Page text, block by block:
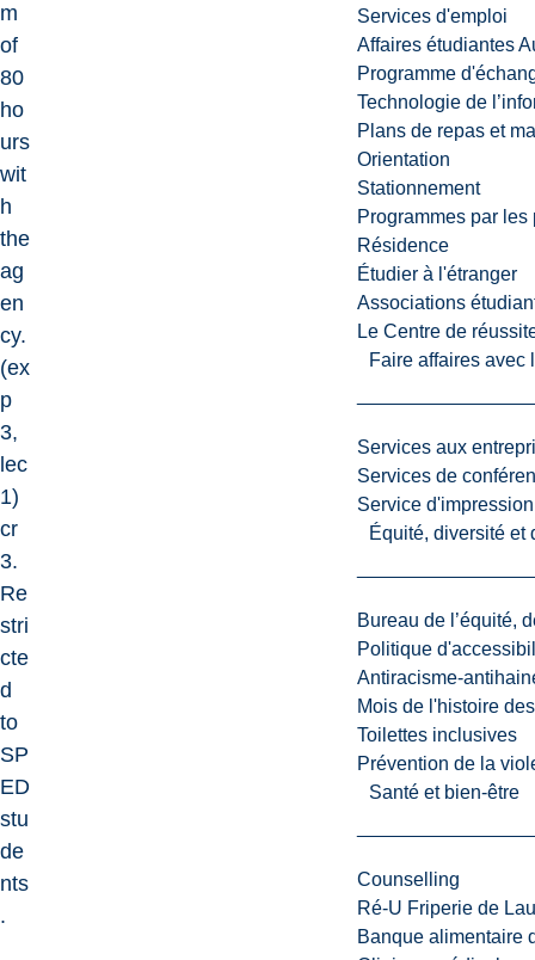
Services d'emploi
Affaires étudiantes
Programme
Technologie de
Plans de repas et
Orientation
Stationnement
Programmes par les
Résidence
Étudier à l'étranger
Associations
Le Centre de
Faire affaires avec
Services aux
Services de
Service d'impression
Équité, diversité et
Bureau de l’équité,
Politique
Antiracisme-
Mois de l'histoire
Toilettes inclusives
Prévention de la
Santé et bien-être
Counselling
Ré-U Friperie de
Banque alimentaire
m
of
80
ho
urs
wit
h
the
ag
en
cy.
(ex
p
3,
lec
1)
cr
3.
Re
stri
cte
d
to
SP
ED
stu
de
nts
.